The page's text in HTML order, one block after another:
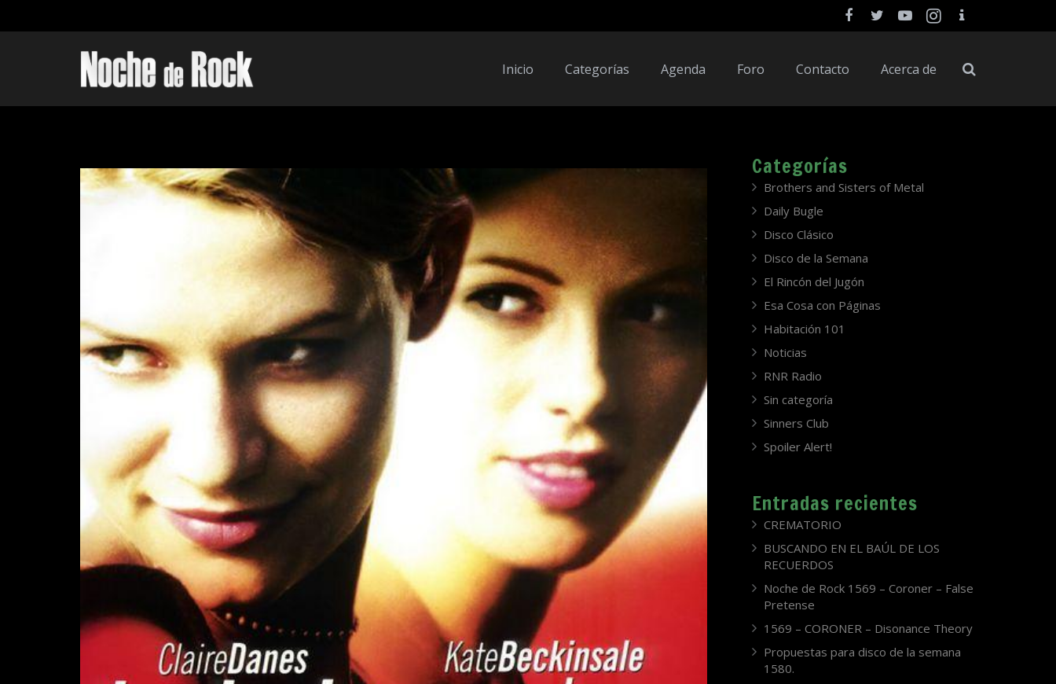
Inicio Categorías Agenda Foro Contacto Acerca de
Categorías
Brothers and Sisters of Metal
Daily Bugle
Disco Clásico
Disco de la Semana
El Rincón del Jugón
Esa Cosa con Páginas
Habitación 101
Noticias
RNR Radio
Sin categoría
Sinners Club
Spoiler Alert!
Entradas recientes
CREMATORIO
BUSCANDO EN EL BAÚL DE LOS
RECUERDOS
Noche de Rock 1569 – Coroner – False
Pretense
1569 – CORONER – Disonance Theory
Propuestas para disco de la semana
1580.